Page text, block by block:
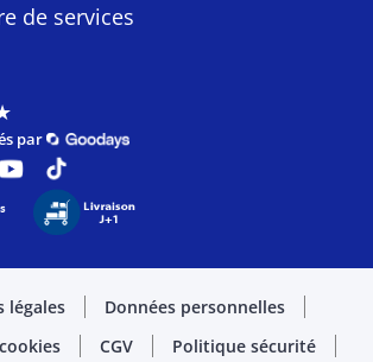
de services
par
légales
Données personnelles
CGV Politique sécurité